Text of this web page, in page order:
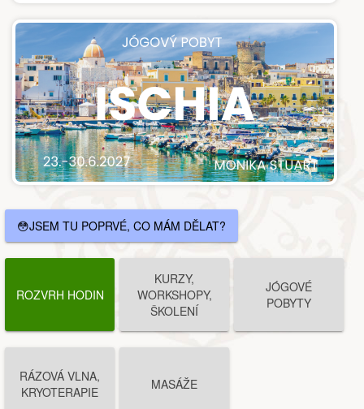
😳JSEM TU POPRVÉ, CO MÁM DĚLAT?
ROZVRH HODIN
KURZY,
WORKSHOPY,
ŠKOLENÍ
JÓGOVÉ
POBYTY
RÁZOVÁ VLNA,
KRYOTERAPIE
MASÁŽE